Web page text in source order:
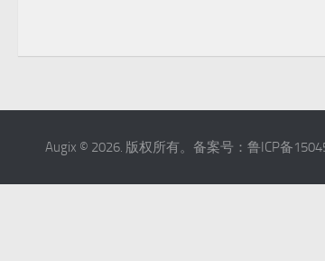
Augix © 2026. 版权所有。备案号：鲁ICP备